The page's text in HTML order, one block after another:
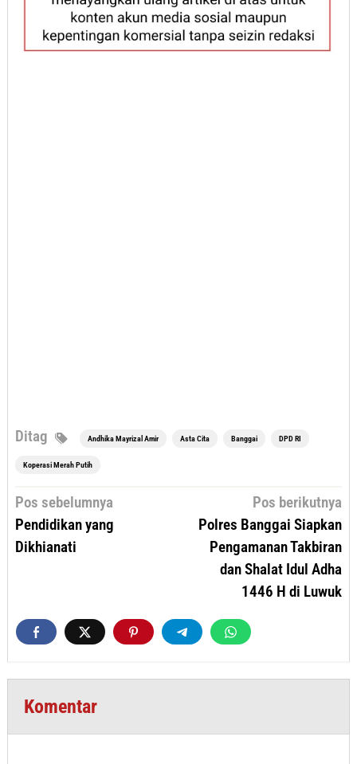
Ditag Andhika Mayrizal Amir Asta Cita Banggai DPD RI
Koperasi Merah Putih
Navigasi
Pos sebelumnya
Pendidikan yang
Dikhianati
Pos berikutnya
Polres Banggai Siapkan
Pengamanan Takbiran
dan Shalat Idul Adha
1446 H di Luwuk
Komentar